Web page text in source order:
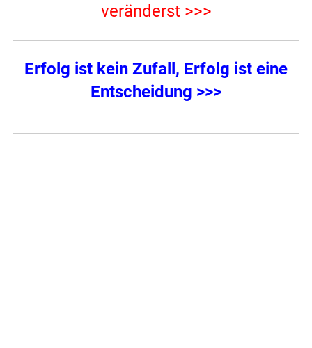
veränderst >>>
Erfolg ist kein Zufall, Erfolg ist eine
Entscheidung >>>